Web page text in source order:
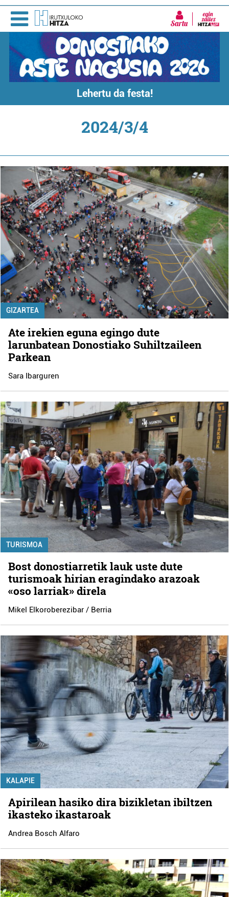
Sartu
Lehertu da festa!
2024/3/4
GIZARTEA
Ate irekien eguna egingo dute
larunbatean Donostiako Suhiltzaileen
Parkean
Sara Ibarguren
TURISMOA
Bost donostiarretik lauk uste dute
turismoak hirian eragindako arazoak
«oso larriak» direla
Mikel Elkoroberezibar / Berria
KALAPIE
Apirilean hasiko dira bizikletan ibiltzen
ikasteko ikastaroak
Andrea Bosch Alfaro